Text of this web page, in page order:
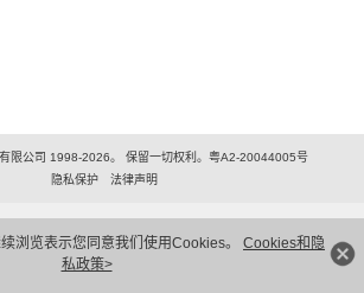
浏览表示您同意我们使用Cookies。 Cookies和隐
私政策>
限公司 1998-2026。 保留一切权利。粤A2-20044005号
隐私保护
法律声明